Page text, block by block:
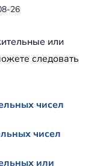
26
или
следовать
чисел
чисел
или